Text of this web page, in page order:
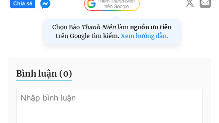
Chia sẻ
Chọn Báo Thanh Niên làm nguồn ưu tiên
trên Google tìm kiếm. Xem hướng dẫn.
Bình luận (0)